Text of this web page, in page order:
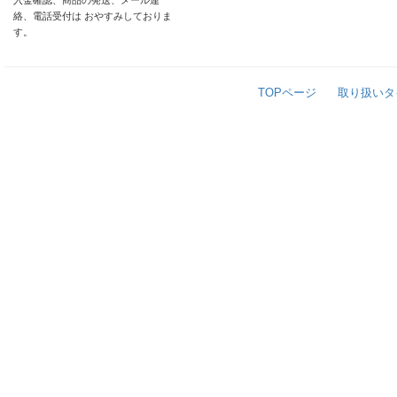
絡、電話受付は おやすみしておりま
す。
TOPページ 取り扱い